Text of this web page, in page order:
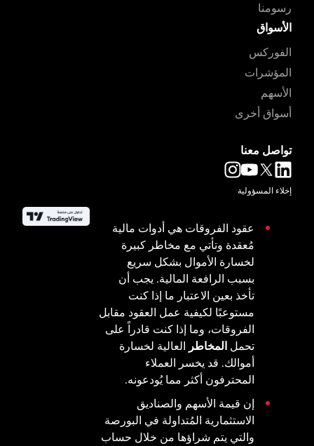
رسومنا
الأسواق
الفوركس
المؤشرات
الأسهم
أسواق أخرى
تواصل معنا
إخلاء المسؤولية
عقود الفروقات هي أدوات مالية
مُعقدة وتأتي مع مخاطر كبيرة
لخسارة الأموال بشكل سريع
بسبب الرافعة المالية. يجب أن
تأخذ بعين الاعتبار ما إذا كنت
مستوعبًا لكيفية عمل العقود مقابل
الفروقات، وما إذا كنت قادراً على
تحمل المخاطر العالية لخسارة
أموالك. قد يخسر العملاء
المحترفون أكثر مما يُودعونه.
إن قيمة الأسهم والصناديق
الاستثمارية المُتداولة في البورصة
والتي يتم شراؤها من خلال حساب